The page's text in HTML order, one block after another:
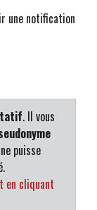
une notification
. Il vous
puisse
en cliquant